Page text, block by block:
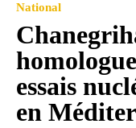
National
essais
en